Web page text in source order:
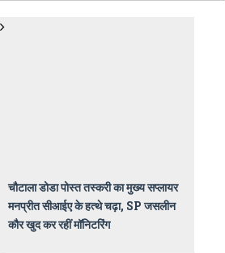
चौटाला डोडा पोस्त तस्करी का मुख्य सप्लायर
मनप्रीत सीआईए के हत्थे चढ़ा, SP जसलीन
कौर खुद कर रहीं मॉनिटरिंग